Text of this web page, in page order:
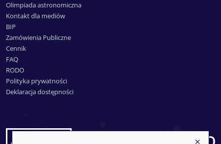
Olimpiada astronomiczna
Kontakt dla mediów
BIP
Zamówienia Publiczne
Cennik
FAQ
RODO
Polityka prywatności
Deklaracja dostępności